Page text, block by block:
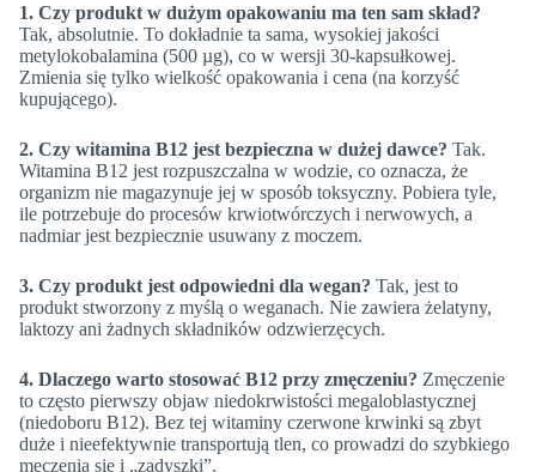
1. Czy produkt w dużym opakowaniu ma ten sam skład?
Tak, absolutnie. To dokładnie ta sama, wysokiej jakości
metylokobalamina (500 µg), co w wersji 30-kapsułkowej.
Zmienia się tylko wielkość opakowania i cena (na korzyść
kupującego).
2. Czy witamina B12 jest bezpieczna w dużej dawce? Tak.
Witamina B12 jest rozpuszczalna w wodzie, co oznacza, że
organizm nie magazynuje jej w sposób toksyczny. Pobiera tyle,
ile potrzebuje do procesów krwiotwórczych i nerwowych, a
nadmiar jest bezpiecznie usuwany z moczem.
3. Czy produkt jest odpowiedni dla wegan? Tak, jest to
produkt stworzony z myślą o weganach. Nie zawiera żelatyny,
laktozy ani żadnych składników odzwierzęcych.
4. Dlaczego warto stosować B12 przy zmęczeniu? Zmęczenie
to często pierwszy objaw niedokrwistości megaloblastycznej
(niedoboru B12). Bez tej witaminy czerwone krwinki są zbyt
duże i nieefektywnie transportują tlen, co prowadzi do szybkiego
męczenia się i „zadyszki”.